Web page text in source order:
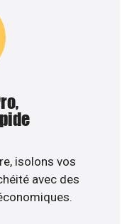
isolons vos
avec des